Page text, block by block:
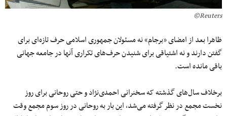
Reuters©
ظاهرا بعد از امضای «برجام» نه مسئولان جمهوری اسلامی حرف تازه‌ای برای
گفتن دارند و نه اشتیاقی برای شنیدن حرف‌های تکراری آنها در جامعه جهانی
باقی مانده است.
برخلاف سال‌های گذشته که سخنرانی احمدی‌نژاد و حتی روحانی برای روز
نخست مجمع در نظر گرفته می‌شد، این بار به روحانی در روز سوم مجمع وقت